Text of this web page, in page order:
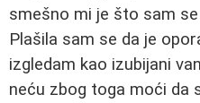
smešno mi je što sam
Plašila sam se da je
izgledam kao izubijani
neću zbog toga moći da